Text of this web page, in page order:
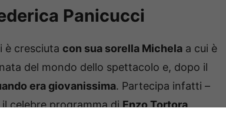
Panicucci
è cresciuta con sua sorella Michela a cui è
del mondo dello spettacolo e, dopo il
era giovanissima. Partecipa infatti –
il celebre programma diEnzo Tortora.